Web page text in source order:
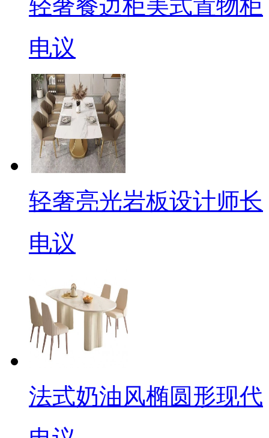
轻奢餐边柜美式置物柜
电议
轻奢亮光岩板设计师长
电议
法式奶油风椭圆形现代